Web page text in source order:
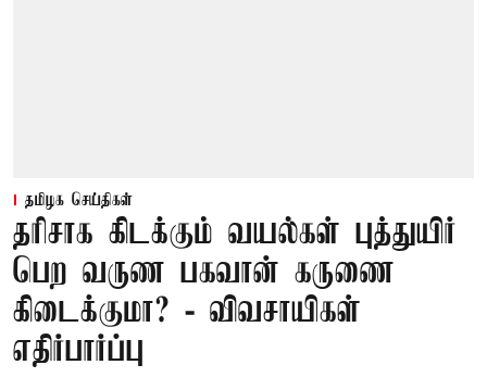
தமிழக செய்திகள்
தரிசாக கிடக்கும் வயல்கள் புத்துயிர்
பெற வருண பகவான் கருணை
கிடைக்குமா? - விவசாயிகள்
எதிர்பார்ப்பு